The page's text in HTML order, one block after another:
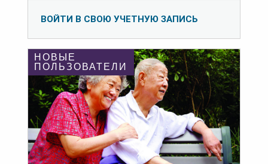
ВОЙТИ В СВОЮ УЧЕТНУЮ ЗАПИСЬ
НОВЫЕ
ПОЛЬЗОВАТЕЛИ